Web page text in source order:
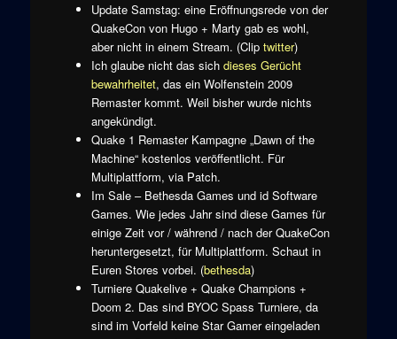
Update Samstag: eine Eröffnungsrede von der
QuakeCon von Hugo + Marty gab es wohl,
aber nicht in einem Stream. (Cliptwitter)
Ich glaube nicht das sichdieses Gerücht
bewahrheitet, das ein Wolfenstein 2009
Remaster kommt. Weil bisher wurde nichts
angekündigt.
Quake 1 Remaster Kampagne „Dawn of the
Machine“ kostenlos veröffentlicht. Für
Multiplattform, via Patch.
Im Sale – Bethesda Games und id Software
Games. Wie jedes Jahr sind diese Games für
einige Zeit vor / während / nach der QuakeCon
heruntergesetzt, für Multiplattform. Schaut in
Euren Stores vorbei. (bethesda)
Turniere Quakelive + Quake Champions +
Doom 2. Das sind BYOC Spass Turniere, da
sind im Vorfeld keine Star Gamer eingeladen